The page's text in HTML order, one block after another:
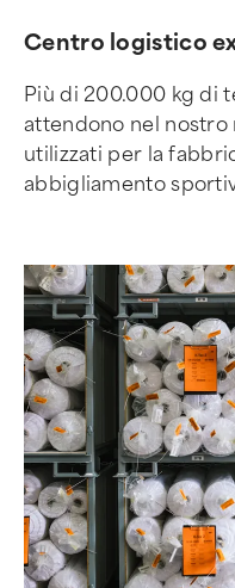
Centro logistico
Più di 200.000 kg di
attendono nel nostro
utilizzati per la
abbigliamento